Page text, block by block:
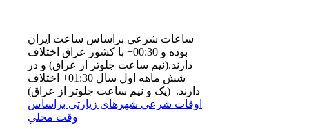
ساعات شرعي براساس ساعت ايران
بوده و 00:30+ با كشور عراق اختلاف
دارند.(نيم ساعت جلوتر از عراق) و در
شش ماهه اول سال 01:30+ اختلاف
دارند. (یک و نیم ساعت جلوتر از عراق)
اوقات شرعي شهرهاي زيارتي براساس
وقت محلي